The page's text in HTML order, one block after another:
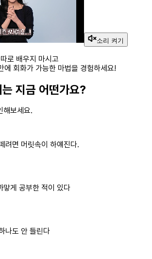
소리 켜기
로 배우지 마시고
회화가 가능한 마법을 경험하세요!
지금 어떤가요?
해보세요.
려면 머릿속이 하얘진다.
맣게 공부한 적이 있다
나도 안 들린다